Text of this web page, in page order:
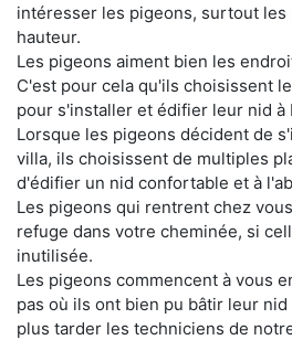
intéresser les pigeons, surtout les
hauteur.
Les pigeons aiment bien les
C'est pour cela qu'ils choisissent
pour s'installer et édifier leur nid à
Lorsque les pigeons décident de
villa, ils choisissent de multiples
d'édifier un nid confortable et à
Les pigeons qui rentrent chez
refuge dans votre cheminée, si
inutilisée.
Les pigeons commencent à vous
pas où ils ont bien pu bâtir leur
plus tarder les techniciens de